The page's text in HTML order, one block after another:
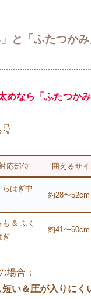
と「ふたつか
めなら「ふたつか
応部位 囲えるサ
らはぎ中
約28〜52cm
も & ふく
ぎ
約41〜60cm
場合：
い＆圧が入りにく